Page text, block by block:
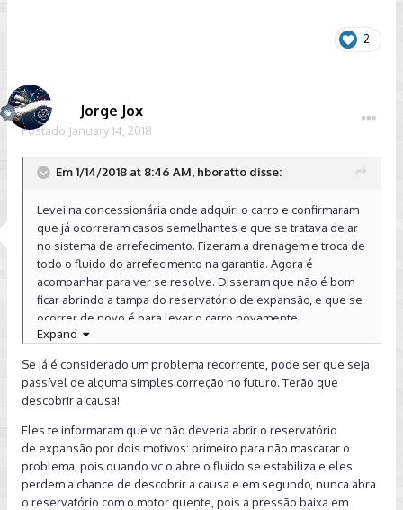
2
Jorge Jox
Postado January 14, 2018
Em 1/14/2018 at 8:46 AM, hboratto disse:
Levei na concessionária onde adquiri o carro e confirmaram
que já ocorreram casos semelhantes e que se tratava de ar
no sistema de arrefecimento. Fizeram a drenagem e troca de
todo o fluido do arrefecimento na garantia. Agora é
acompanhar para ver se resolve. Disseram que não é bom
ficar abrindo a tampa do reservatório de expansão, e que se
ocorrer de novo é para levar o carro novamente.
Expand
Se já é considerado um problema recorrente, pode ser que seja
passível de alguma simples correção no futuro. Terão que
descobrir a causa!
Eles te informaram que vc não deveria abrir o reservatório
de expansão por dois motivos: primeiro para não mascarar o
problema, pois quando vc o abre o fluido se estabiliza e eles
perdem a chance de descobrir a causa e em segundo, nunca abra
o reservatório com o motor quente, pois a pressão baixa em